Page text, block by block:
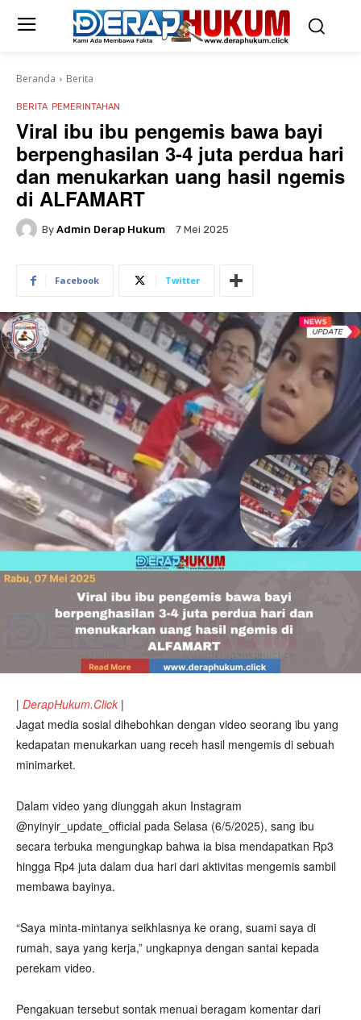
Beranda Berita
BERITA PEMERINTAHAN
Viral ibu ibu pengemis bawa bayi
berpenghasilan 3-4 juta perdua hari
dan menukarkan uang hasil ngemis
di ALFAMART
By Admin Derap Hukum 7 Mei 2025
Facebook Twitter
| DerapHukum.Click |
Jagat media sosial dihebohkan dengan video seorang ibu yang
kedapatan menukarkan uang receh hasil mengemis di sebuah
minimarket.
Dalam video yang diunggah akun Instagram
@nyinyir_update_official pada Selasa (6/5/2025), sang ibu
secara terbuka mengungkap bahwa ia bisa mendapatkan Rp3
hingga Rp4 juta dalam dua hari dari aktivitas mengemis sambil
membawa bayinya.
“Saya minta-mintanya seikhlasnya ke orang, suami saya di
rumah, saya yang kerja,” ungkapnya dengan santai kepada
perekam video.
Pengakuan tersebut sontak menuai beragam komentar dari